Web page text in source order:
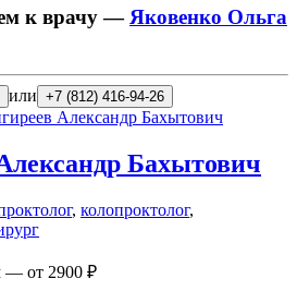
к врачу — Яковенко Ольга
или +7 (812) 416-94-26
Бахытович
, колопроктолог,
— от 2900 ₽